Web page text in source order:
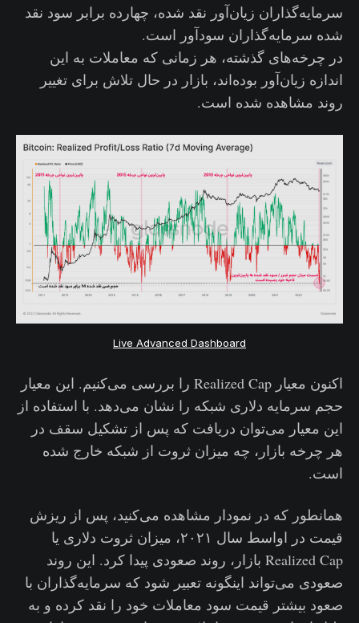
سرمایه‌گذاران زیان‌آور نقد شده، چهارده برابر سود نقد
شده سرمایه‌گذاران سودآور است.
در چرخه‌های گذشته، هر زمانی که معاملات به این
اندازه زیان‌آور بوده‌‌اند، بازار در حال تلاش برای تغییر
روند مشاهده شده است.
Live Advanced Dashboard
اکنون معیار Realized Cap را بررسی می‌کنیم. این معیار
حجم سرمایه دلاری شبکه را نشان می‌دهد. با استفاده از
این معیار می‌توان دریافت که پس از تشکیل سقف در
هر چرخه بازار، چه میزان ثروت از شبکه خارج شده
است.
همانطور که در نمودار مشاهده می‌کنید، پس از ریزش
قیمت در اواسط سال ۲۰۲۱، میزان ثروت دلاری یا
Realized Cap بازار، روند صعودی پیدا کرد. این روند
صعودی می‌تواند اینگونه تعبیر شود که سرمایه‌گذاران با
صعود بیشتر قیمت سود معاملات خود را نقد کرده و به